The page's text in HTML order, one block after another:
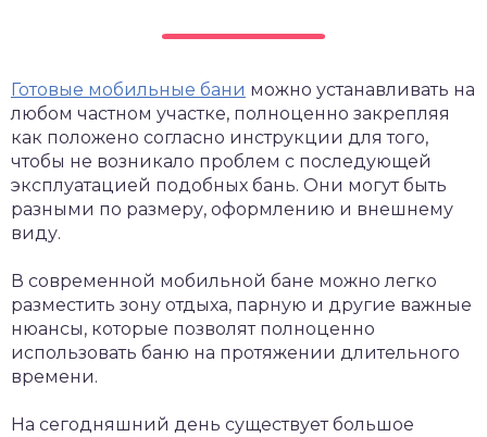
Готовые мобильные бани можно устанавливать на
любом частном участке, полноценно закрепляя
как положено согласно инструкции для того,
чтобы не возникало проблем с последующей
эксплуатацией подобных бань. Они могут быть
разными по размеру, оформлению и внешнему
виду.
В современной мобильной бане можно легко
разместить зону отдыха, парную и другие важные
нюансы, которые позволят полноценно
использовать баню на протяжении длительного
времени.
На сегодняшний день существует большое